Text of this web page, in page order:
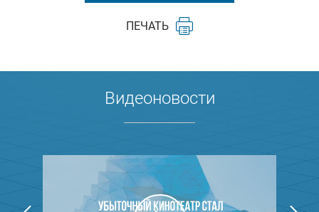
ПЕЧАТЬ
Видеоновости